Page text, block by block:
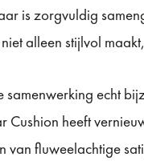
is zorgvuldig
alleen stijlvol
samenwerking echt
Cushion heeft
van fluweelachtige